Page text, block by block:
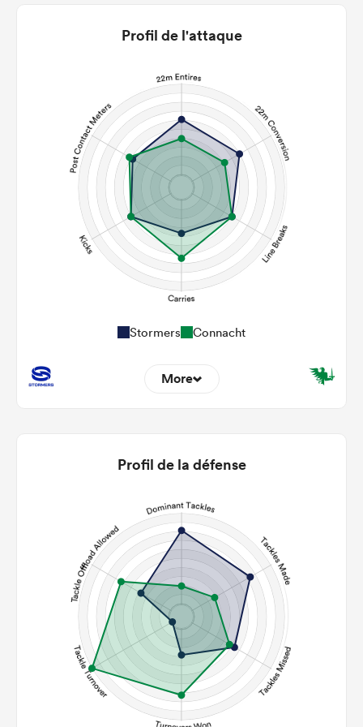
Profil de l'attaque
Stormers Connacht
More
22m Conversion
Carries
Kicks
Post Contact Meters
Profil de la défense